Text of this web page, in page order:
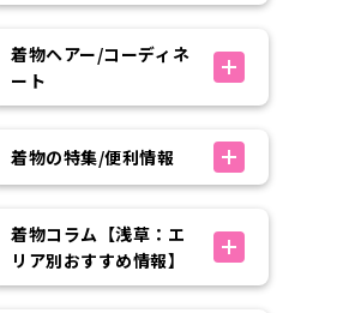
着物ヘアー/コーディネ
ート
着物の特集/便利情報
着物コラム【浅草：エ
リア別おすすめ情報】